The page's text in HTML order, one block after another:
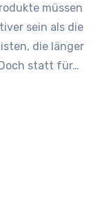
sein als die
die länger
statt für…